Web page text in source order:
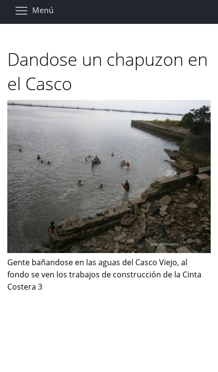
Pasar
Menú
Dandose un chapuzon en
el Casco
Gente bañandose en las aguas del Casco Viejo, al
fondo se ven los trabajos de construcción de la Cinta
Costera 3